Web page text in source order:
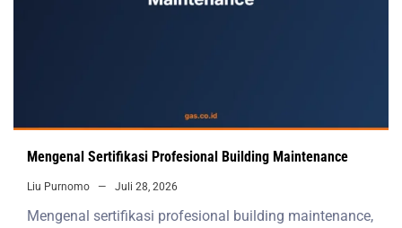
Mengenal Sertifikasi Profesional Building Maintenance
Liu Purnomo Juli 28, 2026
Mengenal sertifikasi profesional building maintenance,